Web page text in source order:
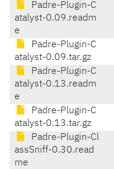
Padre-Plugin-C
atalyst-0.09.readm
e
Padre-Plugin-C
atalyst-0.09.tar.gz
Padre-Plugin-C
atalyst-0.13.readm
e
Padre-Plugin-C
atalyst-0.13.tar.gz
Padre-Plugin-Cl
assSniff-0.30.read
me